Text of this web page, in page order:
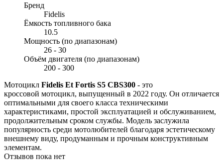
Бренд
Fidelis
Ёмкость топливного бака
10.5
Мощность (по диапазонам)
26 - 30
Объём двигателя (по диапазонам)
200 - 300
Мотоцикл Fidelis Et Fortis S5 CBS300 - это
кроссовой мотоцикл, выпущенный в 2022 году. Он отличается
оптимальными для своего класса техническими
характеристиками, простой эксплуатацией и обслуживанием,
продолжительным сроком службы. Модель заслужила
популярность среди мотолюбителей благодаря эстетическому
внешнему виду, продуманным и прочным конструктивным
элементам.
Отзывов пока нет